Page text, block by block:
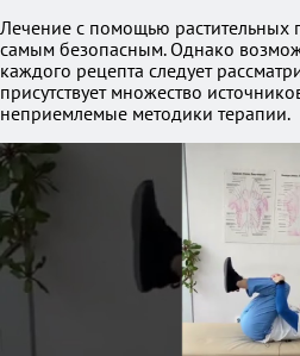
Лечение с помощью растительных
самым безопасным. Однако
каждого рецепта следует
присутствует множество
неприемлемые методики терапии.